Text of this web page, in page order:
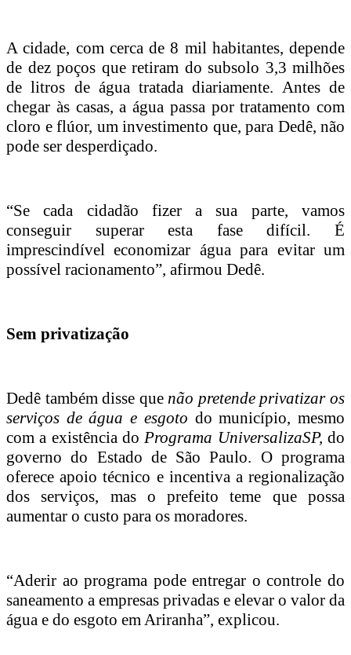
A cidade, com cerca de 8 mil habitantes, depende
de dez poços que retiram do subsolo 3,3 milhões
de litros de água tratada diariamente. Antes de
chegar às casas, a água passa por tratamento com
cloro e flúor, um investimento que, para Dedê, não
pode ser desperdiçado.
“Se cada cidadão fizer a sua parte, vamos
conseguir superar esta fase difícil. É
imprescindível economizar água para evitar um
possível racionamento”, afirmou Dedê.
Sem privatização
Dedê também disse quenão pretende privatizar os
serviços de água e esgoto do município, mesmo
com a existência doPrograma UniversalizaSP, do
governo do Estado de São Paulo. O programa
oferece apoio técnico e incentiva a regionalização
dos serviços, mas o prefeito teme que possa
aumentar o custo para os moradores.
“Aderir ao programa pode entregar o controle do
saneamento a empresas privadas e elevar o valor da
água e do esgoto em Ariranha”, explicou.